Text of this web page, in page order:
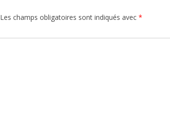
Les champs obligatoires sont indiqués avec *